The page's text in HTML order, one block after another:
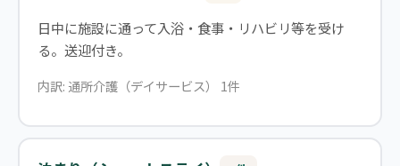
日中に施設に通って入浴・食事・リハビリ等を受け
る。送迎付き。
内訳: 通所介護（デイサービス） 1件